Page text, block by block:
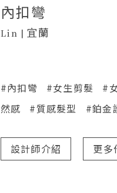
內扣彎
Lin | 宜蘭
#內扣彎 #女生剪髮 #
然感
#質感髮型 #鉑金
設計師介紹 更多